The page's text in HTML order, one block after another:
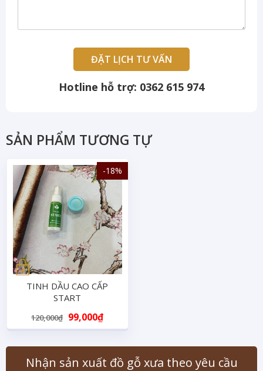
Hotline hỗ trợ: 0362 615 974
SẢN PHẨM TƯƠNG TỰ
-18%
TINH DẦU CAO CẤP
START
120,000₫ Original
price
was:
120,000₫.
99,000₫Current
price
is:
99,000₫.
Nhận sản xuất đồ gỗ xưa theo yêu cầu